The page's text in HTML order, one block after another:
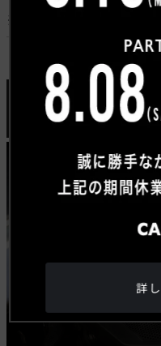
※参照元：日産グローバ
450馬力のツインター
リースポーツSUV
詳